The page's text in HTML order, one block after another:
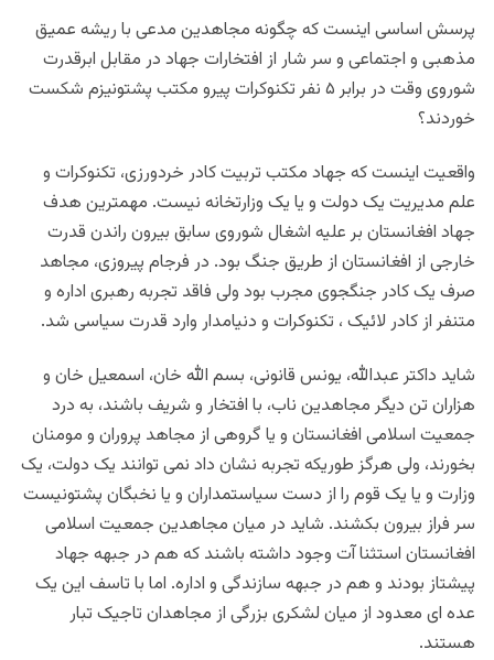
پرسش اساسی اینست که چگونه مجاهدین مدعی با ریشه عمیق
مذهبی و اجتماعی و سر شار از افتخارات جهاد در مقابل ابرقدرت
شوروی وقت در برابر ۵ نفر تکنوکرات پیرو مکتب پشتونیزم شکست
خوردند؟
واقعیت اینست که جهاد مکتب تربیت کادر خردورزی، تکنوکرات و
علم مدیریت یک دولت و یا یک وزارتخانه نیست. مهمترین هدف
جهاد افغانستان بر علیه اشغال شوروی سابق بیرون راندن قدرت
خارجی از افغانستان از طریق جنگ بود. در فرجام پیروزی، مجاهد
صرف یک کادر جنگجوی مجرب بود ولی فاقد تجربه رهبری اداره و
متنفر از کادر لائیک ، تکنوکرات و دنیامدار وارد قدرت سیاسی شد.
شاید داکتر عبدالله، یونس قانونی، بسم الله خان، اسمعیل خان و
هزاران تن دیگر مجاهدین ناب، با افتخار و شریف باشند، به درد
جمعیت اسلامی افغانستان و یا گروهی از مجاهد پروران و مومنان
بخورند، ولی هرگز طوریکه تجربه نشان داد نمی توانند یک دولت، یک
وزارت و یا یک قوم را از دست سیاستمداران و یا نخبگان پشتونیست
سر فراز بیرون بکشند. شاید در میان مجاهدین جمعیت اسلامی
افغانستان استثنا آت وجود داشته باشند که هم در جبهه جهاد
پیشتاز بودند و هم در جبهه سازندگی و اداره. اما با تاسف این یک
عده ای معدود از میان لشکری بزرگی از مجاهدان تاجیک تبار
هستند.